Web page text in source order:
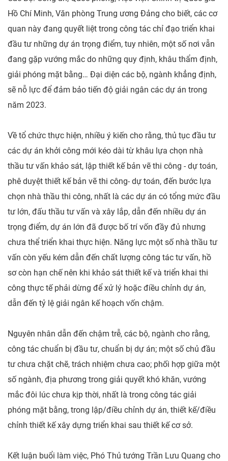
Hồ Chí Minh, Văn phòng Trung ương Đảng cho biết, các cơ
quan này đang quyết liệt trong công tác chỉ đạo triển khai
đầu tư những dự án trọng điểm, tuy nhiên, một số nơi vẫn
đang gặp vướng mắc do những quy định, khâu thẩm định,
giải phóng mặt bằng… Đại diện các bộ, ngành khẳng định,
sẽ nỗ lực để đảm bảo tiến độ giải ngân các dự án trong
năm 2023.
Về tổ chức thực hiện, nhiều ý kiến cho rằng, thủ tục đầu tư
các dự án khởi công mới kéo dài từ khâu lựa chọn nhà
thầu tư vấn khảo sát, lập thiết kế bản vẽ thi công - dự toán,
phê duyệt thiết kế bản vẽ thi công- dự toán, đến bước lựa
chọn nhà thầu thi công, nhất là các dự án có tổng mức đầu
tư lớn, đấu thầu tư vấn và xây lắp, dẫn đến nhiều dự án
trọng điểm, dự án lớn đã được bố trí vốn đầy đủ nhưng
chưa thể triển khai thực hiện. Năng lực một số nhà thầu tư
vấn còn yếu kém dẫn đến chất lượng công tác tư vấn, hồ
sơ còn hạn chế nên khi khảo sát thiết kế và triển khai thi
công thực tế phải dừng để xử lý hoặc điều chỉnh dự án,
dẫn đến tỷ lệ giải ngân kế hoạch vốn chậm.
Nguyên nhân dẫn đến chậm trễ, các bộ, ngành cho rằng,
công tác chuẩn bị đầu tư, chuẩn bị dự án; một số chủ đầu
tư chưa chặt chẽ, trách nhiệm chưa cao; phối hợp giữa một
số ngành, địa phương trong giải quyết khó khăn, vướng
mắc đôi lúc chưa kịp thời, nhất là trong công tác giải
phóng mặt bằng, trong lập/điều chỉnh dự án, thiết kế/điều
chỉnh thiết kế xây dựng triển khai sau thiết kế cơ sở.
Kết luận buổi làm việc, Phó Thủ tướng Trần Lưu Quang cho